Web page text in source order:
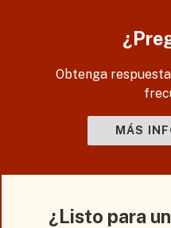
Obtenga
MÁS
¿Listo para